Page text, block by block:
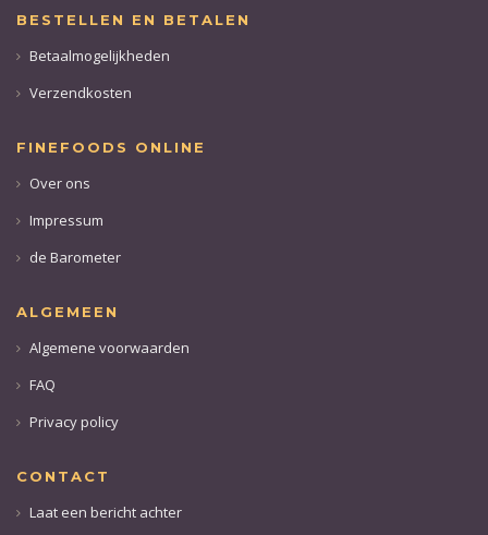
BESTELLEN EN BETALEN
Betaalmogelijkheden
Verzendkosten
FINEFOODS ONLINE
Over ons
Impressum
de Barometer
ALGEMEEN
Algemene voorwaarden
FAQ
Privacy policy
CONTACT
Laat een bericht achter